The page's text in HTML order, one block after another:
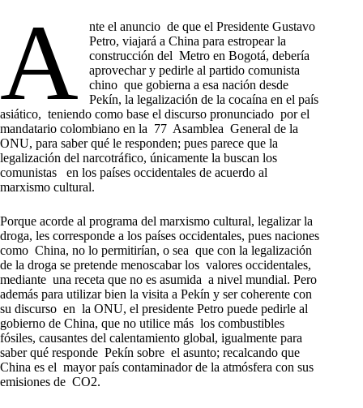
A
nte el anuncio de que el Presidente Gustavo
Petro, viajará a China para estropear la
construcción del Metro en Bogotá, debería
aprovechar y pedirle al partido comunista
chino que gobierna a esa nación desde
Pekín, la legalización de la cocaína en el país
asiático, teniendo como base el discurso pronunciado por el
mandatario colombiano en la 77 Asamblea General de la
ONU, para saber qué le responden; pues parece que la
legalización del narcotráfico, únicamente la buscan los
comunistas en los países occidentales de acuerdo al
marxismo cultural.
Porque acorde al programa del marxismo cultural, legalizar la
droga, les corresponde a los países occidentales, pues naciones
como China, no lo permitirían, o sea que con la legalización
de la droga se pretende menoscabar los valores occidentales,
mediante una receta que no es asumida a nivel mundial. Pero
además para utilizar bien la visita a Pekín y ser coherente con
su discurso en la ONU, el presidente Petro puede pedirle al
gobierno de China, que no utilice más los combustibles
fósiles, causantes del calentamiento global, igualmente para
saber qué responde Pekín sobre el asunto; recalcando que
China es el mayor país contaminador de la atmósfera con sus
emisiones de CO2.